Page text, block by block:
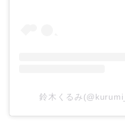
鈴木くるみ